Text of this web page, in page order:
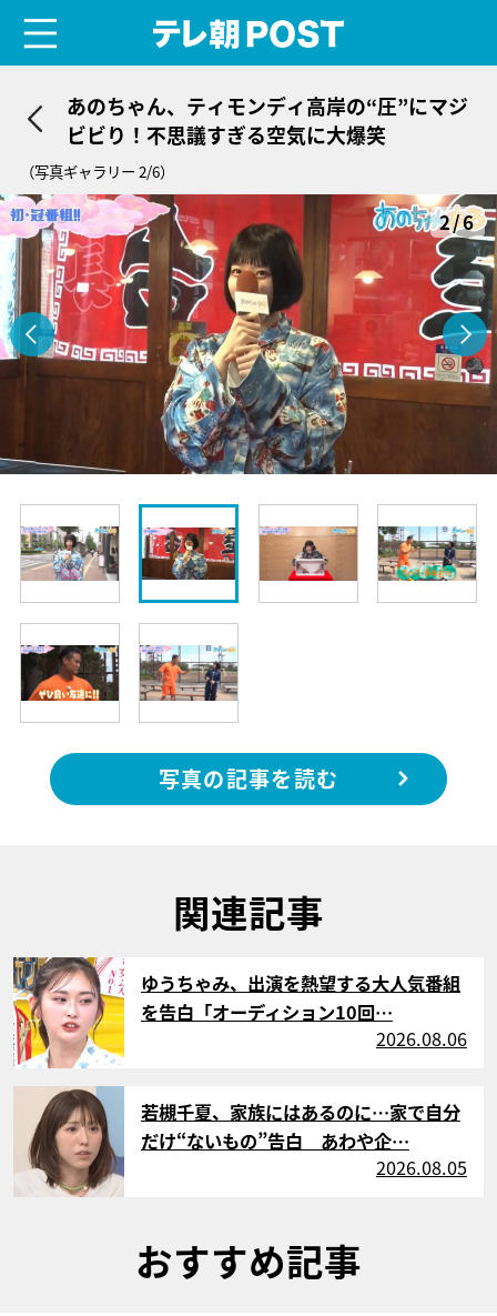
あのちゃん、ティモンディ高岸の“圧”にマジ
ビビり！不思議すぎる空気に大爆笑
（写真ギャラリー 2/6）
2/6
写真の記事を読む
関連記事
サムネイル
ゆうちゃみ、出演を熱望する大人気番組
を告白「オーディション10回…
2026.08.06
サムネイル
若槻千夏、家族にはあるのに…家で自分
だけ“ないもの”告白 あわや企…
2026.08.05
おすすめ記事